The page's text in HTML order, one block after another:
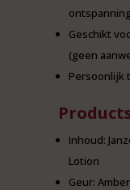
ontspanning
Geschikt
(geen
Persoonlijk
Inhoud:
Lotion
Geur: